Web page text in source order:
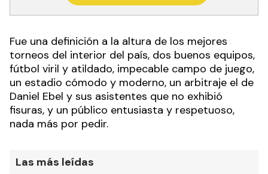
Fue una definición a la altura de los mejores
torneos del interior del país, dos buenos equipos,
fútbol viril y atildado, impecable campo de juego,
un estadio cómodo y moderno, un arbitraje el de
Daniel Ebel y sus asistentes que no exhibió
fisuras, y un público entusiasta y respetuoso,
nada más por pedir.
Las más leídas